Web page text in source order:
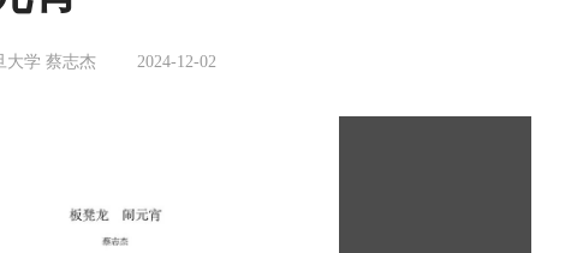
大学 蔡志杰 2024-12-02